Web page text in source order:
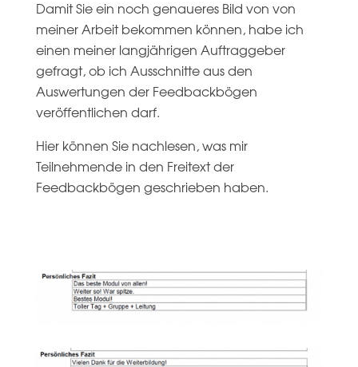
Damit Sie ein noch genaueres Bild von von
meiner Arbeit bekommen können, habe ich
einen meiner langjährigen Auftraggeber
gefragt, ob ich Ausschnitte aus den
Auswertungen der Feedbackbögen
veröffentlichen darf.
Hier können Sie nachlesen, was mir
Teilnehmende in den Freitext der
Feedbackbögen geschrieben haben.